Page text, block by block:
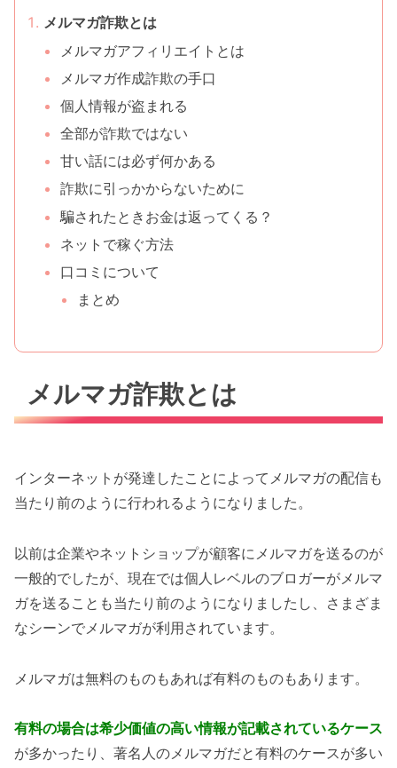
メルマガ詐欺とは
メルマガアフィリエイトとは
メルマガ作成詐欺の手口
個人情報が盗まれる
全部が詐欺ではない
甘い話には必ず何かある
詐欺に引っかからないために
騙されたときお金は返ってくる？
ネットで稼ぐ方法
口コミについて
まとめ
メルマガ詐欺とは
インターネットが発達したことによってメルマガの配信も
当たり前のように行われるようになりました。
以前は企業やネットショップが顧客にメルマガを送るのが
一般的でしたが、現在では個人レベルのブロガーがメルマ
ガを送ることも当たり前のようになりましたし、さまざま
なシーンでメルマガが利用されています。
メルマガは無料のものもあれば有料のものもあります。
有料の場合は希少価値の高い情報が記載されているケース
が多かったり、著名人のメルマガだと有料のケースが多い